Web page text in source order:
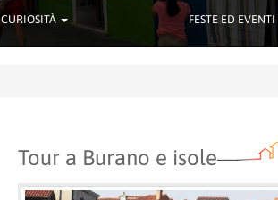
CURIOSITÀ FESTE ED EVENTI
Tour a Burano e isole